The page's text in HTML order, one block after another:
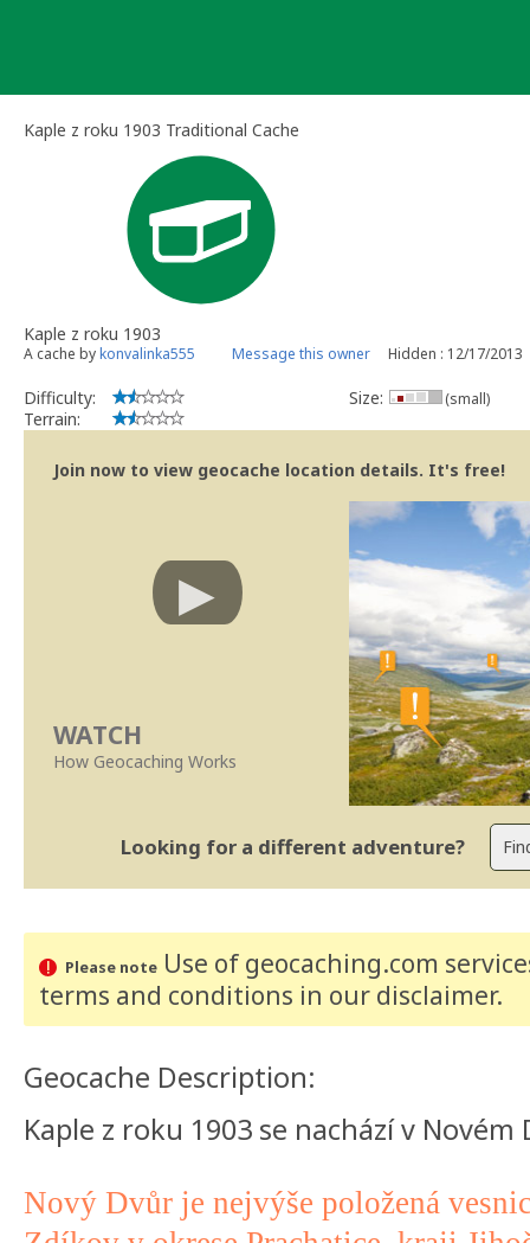
Kaple z roku 1903 Traditional Cache
Kaple z roku 1903
A cache bykonvalinka555 Message this owner Hidden : 12/17/2013
Difficulty:
Terrain:
Size: (small)
Join now to view geocache location details. It's free!
WATCH
How Geocaching Works
Looking for a different adventure?
Please noteUse of geocaching.com
terms and conditions in our disclaimer.
Geocache Description:
Kaple z roku 1903 se nachází v Novém
Nový Dvůr je nejvýše položená